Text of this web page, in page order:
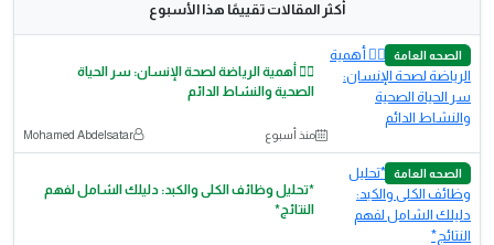
أكثر المقالات تقييمًا هذا الأسبوع
الصحه العامة
🏃‍♂️ أهمية الرياضة لصحة الإنسان: سر الحياة
الصحية والنشاط الدائم
منذ أسبوع Mohamed Abdelsatar
الصحه العامة
*تحليل وظائف الكلى والكبد: دليلك الشامل لفهم
النتائج*